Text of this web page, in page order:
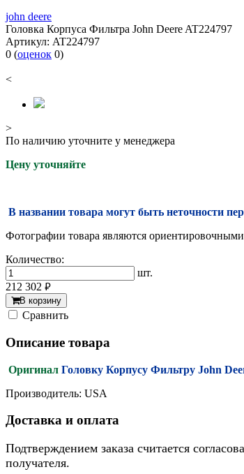
john deere
Головка Корпуса Фильтра John Deere AT224797
Артикул: AT224797
0 (оценок 0)
<
>
По наличию уточните у менеджера
Цену уточняйте
В названии товара могут быть неточности
Фотографии товара являются
Количество:
шт.
212 302 руб.
В корзину
Cравнить
Описание товара
Оригинал Головку Корпусу Фильтру John
Производитель: USA
Доставка и оплата
Подтверждением заказа считается
получателя.